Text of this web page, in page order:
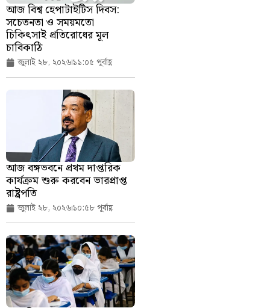
আজ বিশ্ব হেপাটাইটিস দিবস:
সচেতনতা ও সময়মতো
চিকিৎসাই প্রতিরোধের মূল
চাবিকাঠি
জুলাই ২৮, ২০২৬১১:০৫ পূর্বাহ্ণ
আজ বঙ্গভবনে প্রথম দাপ্তরিক
কার্যক্রম শুরু করবেন ভারপ্রাপ্ত
রাষ্ট্রপতি
জুলাই ২৮, ২০২৬১০:৫৮ পূর্বাহ্ণ